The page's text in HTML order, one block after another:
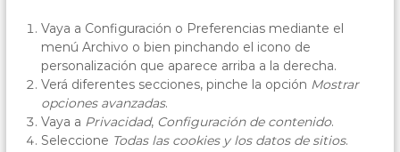
Vaya a Configuración o Preferencias mediante el
menú Archivo o bien pinchando el icono de
personalización que aparece arriba a la derecha.
Verá diferentes secciones, pinche la opción Mostrar
opciones avanzadas.
Vaya a Privacidad, Configuración de contenido.
Seleccione Todas las cookiesy los datos de sitios.